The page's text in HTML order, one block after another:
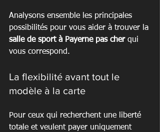
Analysons ensemble les principales
possibilités pour vous aider à trouver la
salle de sport à Payerne pas cher qui
vous correspond.
La flexibilité avant tout le
modèle à la carte
Pour ceux qui recherchent une liberté
totale et veulent payer uniquement